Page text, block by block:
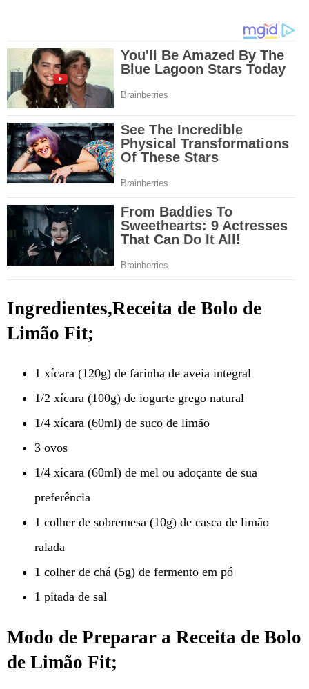
Ingredientes,Receita de Bolo de
Limão Fit;
1 xícara (120g) de farinha de aveia integral
1/2 xícara (100g) de iogurte grego natural
1/4 xícara (60ml) de suco de limão
3 ovos
1/4 xícara (60ml) de mel ou adoçante de sua
preferência
1 colher de sobremesa (10g) de casca de limão
ralada
1 colher de chá (5g) de fermento em pó
1 pitada de sal
Modo de Preparar a Receita de Bolo
de Limão Fit;